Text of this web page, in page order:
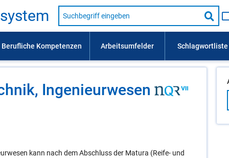
Suche
nach
Lehrausbildung,
usw.
Ingenieurwesen
kann nach dem Abschluss der Matura (Reife- und